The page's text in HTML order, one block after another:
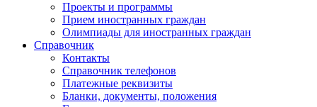
Проекты и программы
Прием иностранных граждан
Олимпиады для иностранных граждан
Справочник
Контакты
Справочник телефонов
Платежные реквизиты
Бланки, документы, положения